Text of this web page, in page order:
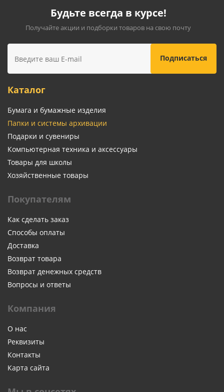
Будьте всегда в курсе!
Получайте акции и подборки товаров на свою почту
Каталог
Бумага и бумажные изделия
Папки и системы архивации
Подарки и сувениры
Компьютерная техника и аксессуары
Товары для школы
Хозяйственные товары
Покупателям
Как сделать заказ
Способы оплаты
Доставка
Возврат товара
Возврат денежных средств
Вопросы и ответы
Компания
О нас
Реквизиты
Контакты
Карта сайта